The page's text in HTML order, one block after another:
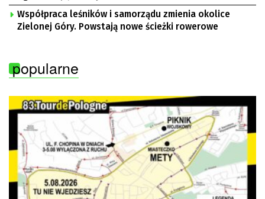
Współpraca leśników i samorządu zmienia okolice
Zielonej Góry. Powstają nowe ścieżki rowerowe
popularne